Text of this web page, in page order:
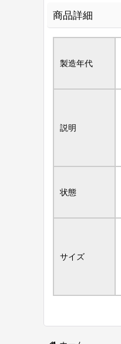
商品詳細
製造年代
説明
状態
サイズ